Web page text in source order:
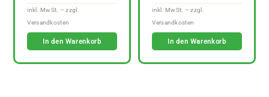
In den Warenkorb In den Warenkorb